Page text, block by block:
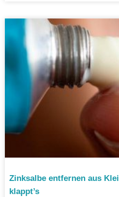
Zinksalbe entfernen aus
klappt’s